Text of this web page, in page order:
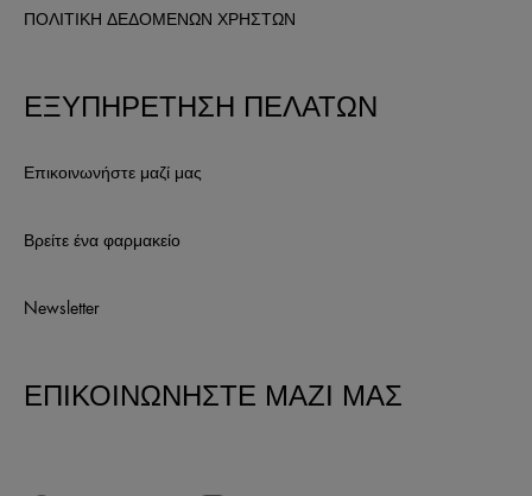
ΠΟΛΙΤΙΚΗ ΔΕΔΟΜΕΝΩΝ ΧΡΗΣΤΩΝ
ΕΞΥΠΗΡΕΤΗΣΗ ΠΕΛΑΤΩΝ
Επικοινωνήστε μαζί μας
Βρείτε ένα φαρμακείο
Newsletter
ΕΠΙΚΟΙΝΩΝΗΣΤΕ ΜΑΖΙ ΜΑΣ